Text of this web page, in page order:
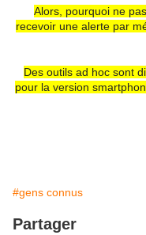
Alors, pourquoi ne
recevoir une alerte par
Des outils ad hoc sont
pour la version
#gens connus
Partager